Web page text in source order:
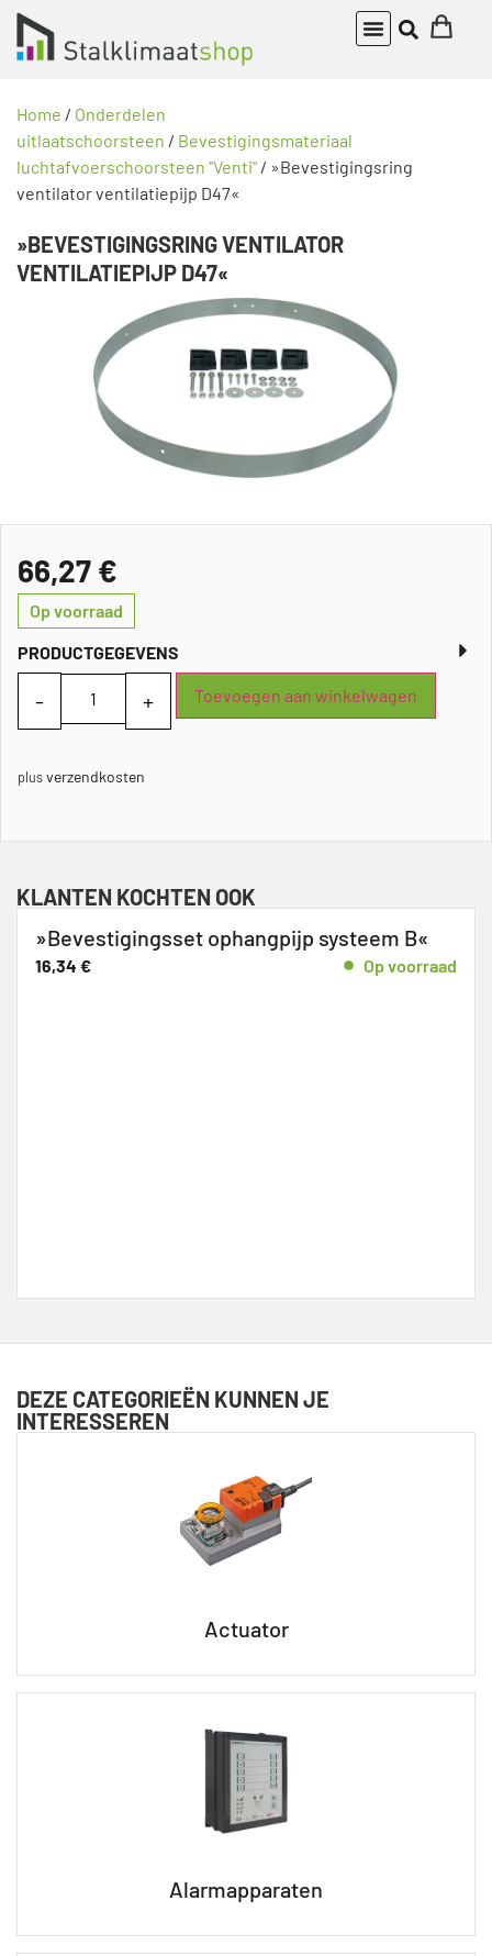
Home / Onderdelen
uitlaatschoorsteen / Bevestigingsmateriaal
luchtafvoerschoorsteen "Venti" / »Bevestigingsring
ventilator ventilatiepijp D47«
»BEVESTIGINGSRING VENTILATOR
VENTILATIEPIJP D47«
66,27 €
Op voorraad
PRODUCTGEGEVENS
Toevoegen aan winkelwagen
plusverzendkosten
KLANTEN KOCHTEN OOK
»Bevestigingsset ophangpijp systeem B«
16,34 € Op voorraad
DEZE CATEGORIEËN KUNNEN JE
INTERESSEREN
Actuator
Alarmapparaten